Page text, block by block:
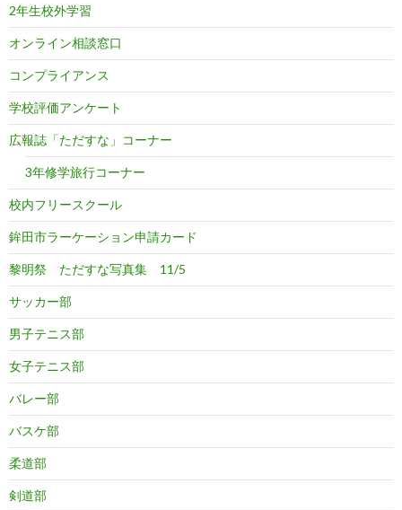
2年生校外学習
オンライン相談窓口
コンプライアンス
学校評価アンケート
広報誌「ただすな」コーナー
3年修学旅行コーナー
校内フリースクール
鉾田市ラーケーション申請カード
黎明祭 ただすな写真集 11/5
サッカー部
男子テニス部
女子テニス部
バレー部
バスケ部
柔道部
剣道部